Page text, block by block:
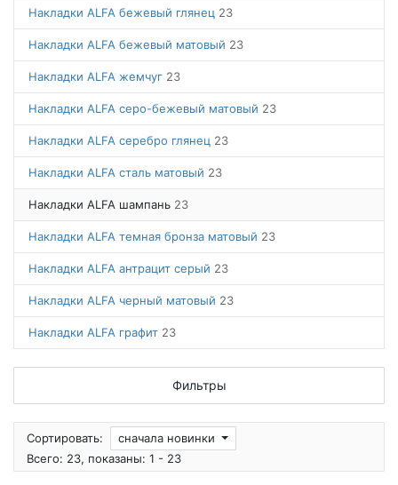
Накладки ALFA бежевый глянец 23
Накладки ALFA бежевый матовый 23
Накладки ALFA жемчуг 23
Накладки ALFA серо-бежевый матовый 23
Накладки ALFA серебро глянец 23
Накладки ALFA сталь матовый 23
Накладки ALFA шампань 23
Накладки ALFA темная бронза матовый 23
Накладки ALFA антрацит серый 23
Накладки ALFA черный матовый 23
Накладки ALFA графит 23
Фильтры
Сортировать:
сначала новинки
Всего: 23, показаны: 1 - 23